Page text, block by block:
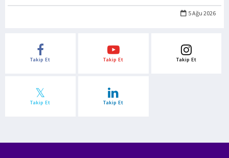
5 Ağu 2026
Takip Et Takip Et Takip Et
Takip Et Takip Et